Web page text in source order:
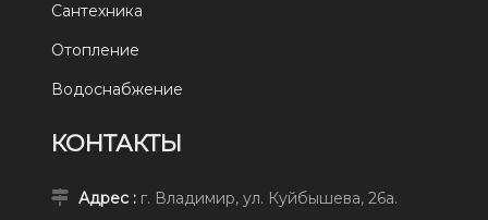
Сантехника
Отопление
Водоснабжение
КОНТАКТЫ
Адрес : г. Владимир, ул. Куйбышева, 26а.